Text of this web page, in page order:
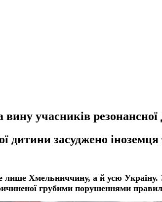
вину учасників
дитини засуджено
лише Хмельниччину, а й усю Україну.
грубими порушеннями